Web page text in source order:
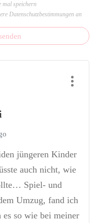
mal speichern
Datenschutzbestimmungen an
jüngeren Kinder
auch nicht, wie
Spiel- und
Umzug, fand ich
so wie bei meiner